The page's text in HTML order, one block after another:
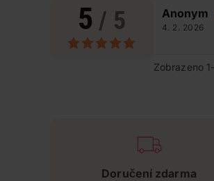
5 / 5 Anonym
4. 2. 2026
Zobrazeno
Doručení zdarma